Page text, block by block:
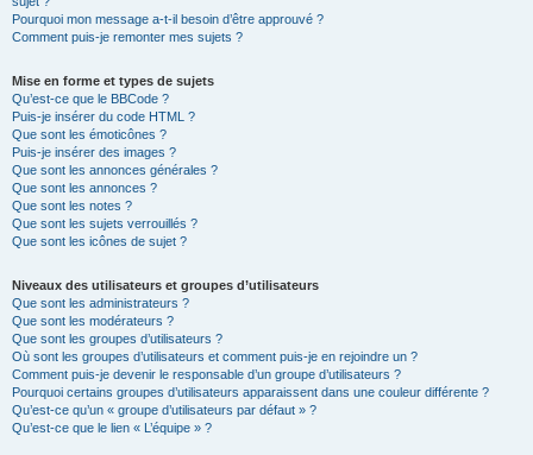
Pourquoi mon message a-t-il besoin d’être approuvé ?
Comment puis-je remonter mes sujets ?
Mise en forme et types de sujets
Qu’est-ce que le BBCode ?
Puis-je insérer du code HTML ?
Que sont les émoticônes ?
Puis-je insérer des images ?
Que sont les annonces générales ?
Que sont les annonces ?
Que sont les notes ?
Que sont les sujets verrouillés ?
Que sont les icônes de sujet ?
Niveaux des utilisateurs et groupes d’utilisateurs
Que sont les administrateurs ?
Que sont les modérateurs ?
Que sont les groupes d’utilisateurs ?
Où sont les groupes d’utilisateurs et comment puis-je en rejoindre un ?
Comment puis-je devenir le responsable d’un groupe d’utilisateurs ?
Pourquoi certains groupes d’utilisateurs apparaissent dans une couleur différente ?
Qu’est-ce qu’un « groupe d’utilisateurs par défaut » ?
Qu’est-ce que le lien « L’équipe » ?